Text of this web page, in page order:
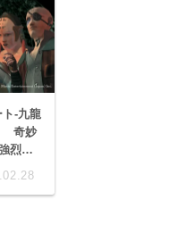
ト-九龍
奇妙
烈す
ーの